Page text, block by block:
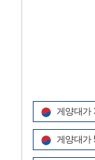
게양대가
게양대가